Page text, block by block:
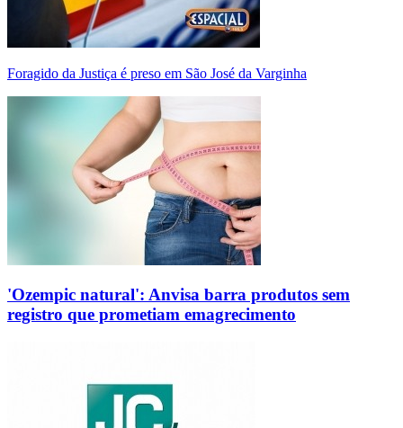
Foragido da Justiça é preso em São José da Varginha
'Ozempic natural': Anvisa barra produtos sem
registro que prometiam emagrecimento